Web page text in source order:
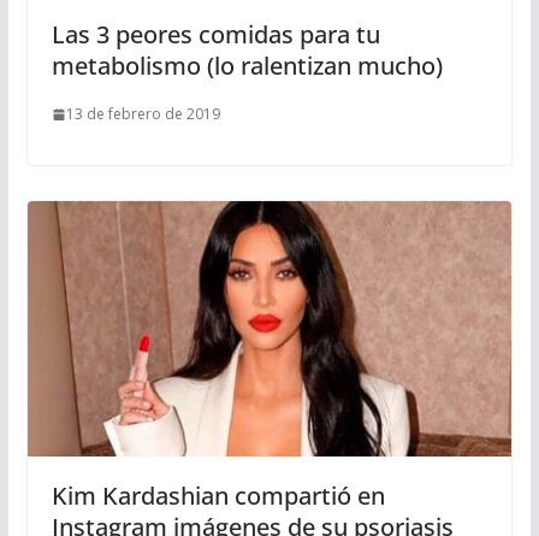
Las 3 peores comidas para tu
metabolismo (lo ralentizan mucho)
13 de febrero de 2019
Kim Kardashian compartió en
Instagram imágenes de su psoriasis